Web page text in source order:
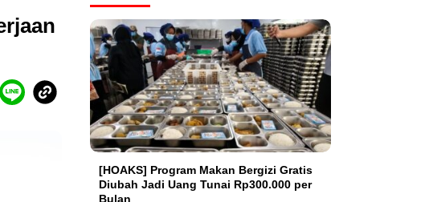
[HOAKS] Program Makan Bergizi Gratis
Diubah Jadi Uang Tunai Rp300.000 per
Bulan